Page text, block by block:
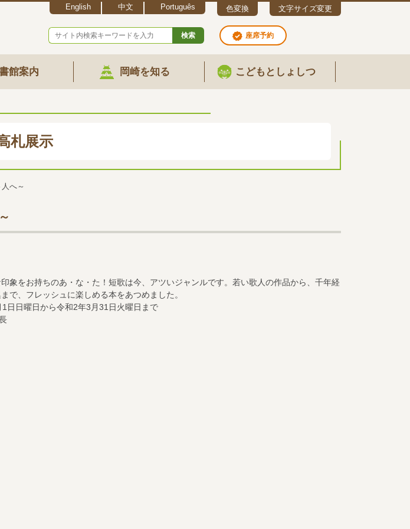
English 中文 Português 色変換 文字サイズ変更
検索 座席予約
館案内 岡崎を知る こどもとしょしつ
札展示
へ～
印象をお持ちのあ・な・た！短歌は今、アツいジャンルです。若い歌人の作品から、千年経
で、フレッシュに楽しめる本をあつめました。
1日日曜日から令和2年3月31日火曜日まで